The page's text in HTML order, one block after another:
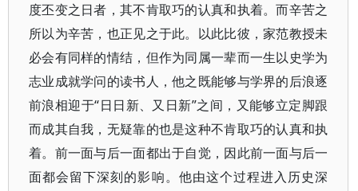
度丕变之日者，其不肯取巧的认真和执着。而辛苦之
所以为辛苦，也正见之于此。以此比彼，家范教授未
必会有同样的情结，但作为同属一辈而一生以史学为
志业成就学问的读书人，他之既能够与学界的后浪逐
前浪相迎于“日日新、又日新”之间，又能够立定脚跟
而成其自我，无疑靠的也是这种不肯取巧的认真和执
着。前一面与后一面都出于自觉，因此前一面与后一
面都会留下深刻的影响。他由这个过程进入历史深